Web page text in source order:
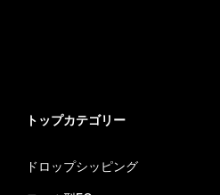
トップカテゴリー
ドロップシッピング